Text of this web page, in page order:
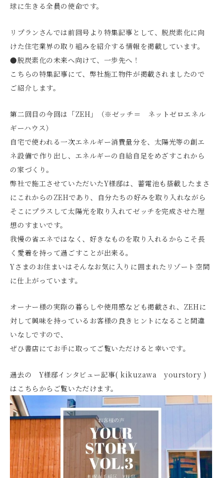
球に生きる全員の使命です。
リプランさんでは前回号より特集記事として、脱炭素化に向
けた住宅業界の取り組みを紹介する情報を掲載しています。
●脱炭素化の未来へ向けて、一歩先へ！
こちらの特集記事にて、弊社施工物件が掲載されましたので
ご紹介します。
第二回目の今回は「ZEH」（※ゼッチ＝ ネットゼロエネル
ギーハウス）
自宅で使われる一次エネルギー消費量分を、太陽光等の創エ
ネ設備で作り出し、エネルギーの自給自足をめざすこれから
の家づくり。
弊社で施工させていただいたY様邸は、蓄電池も搭載したまさ
にこれからのZEHであり、自分たちの好みを取り入れながら
そこにプラスして太陽光を取り入れてゼッチを完成させた理
想のすまいです。
我慢の省エネではなく、好きなものを取り入れるからこそ長
く愛着を持って過ごすことが出来る。
Yさまのお住まいはそんなお気に入りに囲まれたリゾート空間
に仕上がっています。
オーナー様の実際の暮らしや使用感なども掲載され、ZEHに
対して興味を持っているお客様の良きヒントになること間違
いなしですので、
ぜひ書店にてお手に取ってご覧いただけると幸いです。
過去の Y様邸インタビュー記事( kikuzawa yourstory )
はこちらからご覧いただけます。